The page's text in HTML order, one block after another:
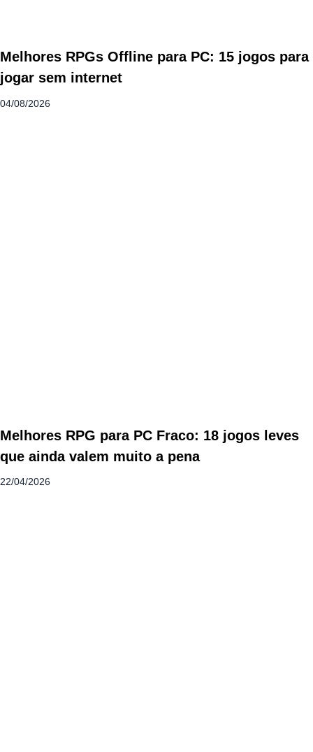
Melhores RPGs Offline para PC: 15 jogos para
jogar sem internet
04/08/2026
Melhores RPG para PC Fraco: 18 jogos leves
que ainda valem muito a pena
22/04/2026